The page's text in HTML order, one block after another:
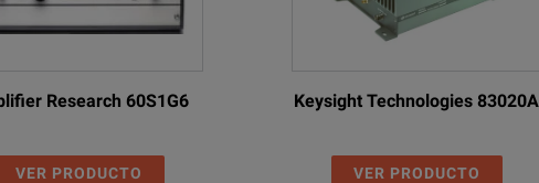
Research 60S1G6
VER PRODUCTO
Keysight Technologies 83020A
VER PRODUCTO